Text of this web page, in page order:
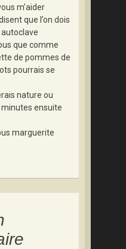
m’aider
que l’on dois
que comme
de pommes de
pourrais se
nature ou
minutes ensuite
marguerite